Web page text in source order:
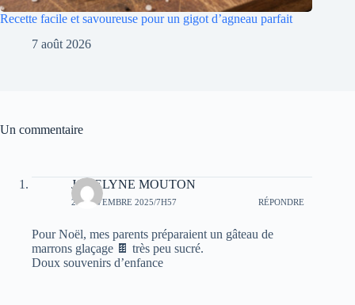
Recette facile et savoureuse pour un gigot d’agneau parfait
7 août 2026
Un commentaire
JOCELYNE MOUTON
28 NOVEMBRE 2025/7H57 RÉPONDRE
Pour Noël, mes parents préparaient un gâteau de
marrons glaçage 🍫 très peu sucré.
Doux souvenirs d’enfance